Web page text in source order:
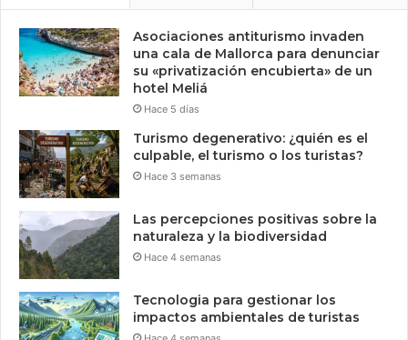
Asociaciones antiturismo invaden
una cala de Mallorca para denunciar
su «privatización encubierta» de un
hotel Meliá
Hace 5 días
Turismo degenerativo: ¿quién es el
culpable, el turismo o los turistas?
Hace 3 semanas
Las percepciones positivas sobre la
naturaleza y la biodiversidad
Hace 4 semanas
Tecnologia para gestionar los
impactos ambientales de turistas